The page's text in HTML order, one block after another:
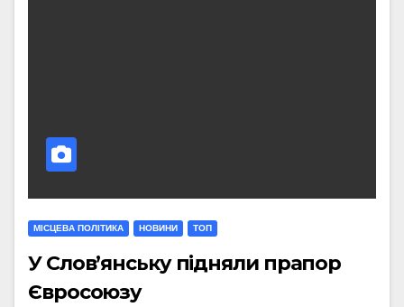
МIСЦЕВА ПОЛIТИКА НОВИНИ ТОП
У Слов’янську підняли прапор
Євросоюзу